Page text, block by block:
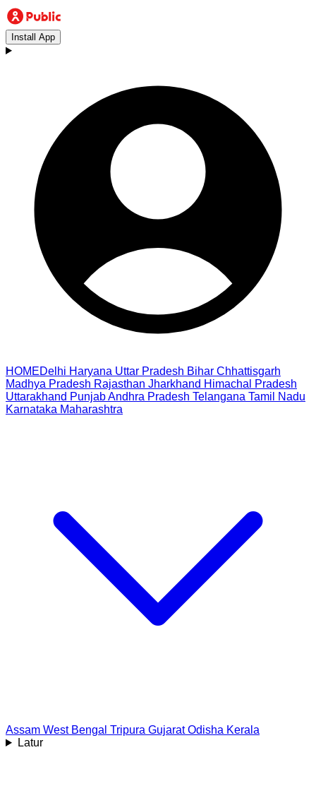
Install App
HOMEDelhi Haryana Uttar Pradesh Bihar Chhattisgarh
Madhya Pradesh Rajasthan Jharkhand Himachal Pradesh
Uttarakhand PunjabAndhra Pradesh Telangana Tamil Nadu
Karnataka Maharashtra
Assam West Bengal Tripura Gujarat Odisha Kerala
Latur